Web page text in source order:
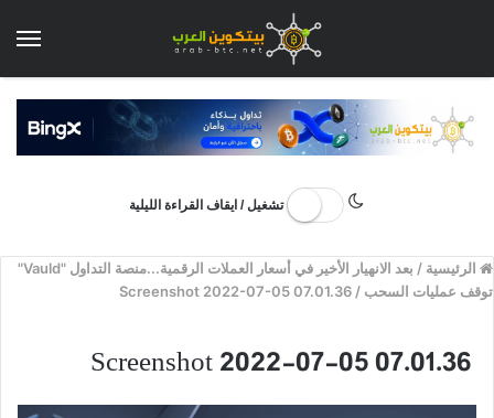
تشغيل / ايقاف القراءة الليلية
الرئيسية /
بعد الانهيار الأخير في أسعار العملات الرقمية...منصة التداول "Vauld"
توقف عمليات السحب /
Screenshot 2022-07-05 07.01.36
Screenshot 2022-07-05 07.01.36